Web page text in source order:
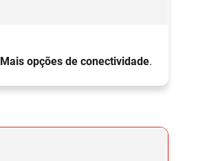
Mais opções de conectividade.